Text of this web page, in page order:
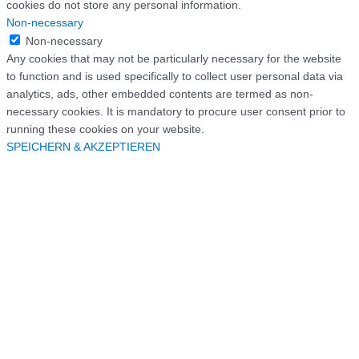
cookies do not store any personal information.
Non-necessary
Non-necessary
Any cookies that may not be particularly necessary for the website
to function and is used specifically to collect user personal data via
analytics, ads, other embedded contents are termed as non-
necessary cookies. It is mandatory to procure user consent prior to
running these cookies on your website.
SPEICHERN & AKZEPTIEREN